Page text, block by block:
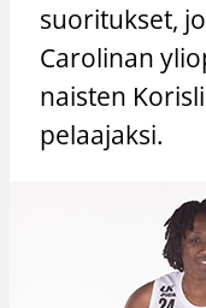
suoritukset,
Carolinan
naisten
pelaajaksi.